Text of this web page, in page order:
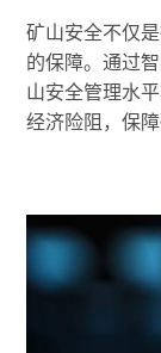
矿山安全不仅
的保障。通过
山安全管理水
经济险阻，保